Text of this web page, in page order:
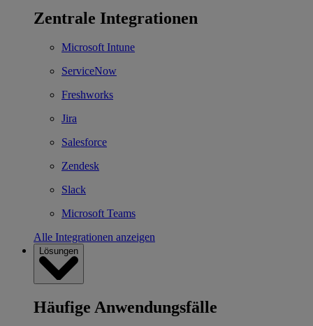
Zentrale Integrationen
Microsoft Intune
ServiceNow
Freshworks
Jira
Salesforce
Zendesk
Slack
Microsoft Teams
Alle Integrationen anzeigen
Lösungen
Häufige Anwendungsfälle